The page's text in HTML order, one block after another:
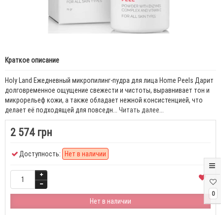
0
Краткое описание
Holy Land Ежедневный микропилинг-пудра для лица Home Peels Дарит
долговременное ощущение свежести и чистоты, выравнивает тон и
микрорельеф кожи, а также обладает нежной консистенцией, что
делает её подходящей для повседн... Читать далее...
2 574 грн
Доступность: Нет в наличии
Нет в наличии